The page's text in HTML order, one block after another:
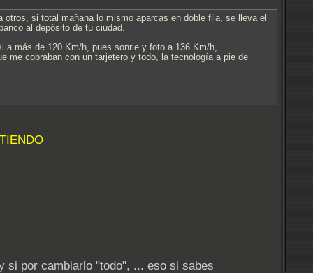
si total mañana lo mismo aparcas en doble fila, se lleva el
al depósito de tu ciudad.
a más de 120 Km/h, pues sonrie y foto a 136 Km/h,
me cobraban con un tarjetero y todo, la tecnología a pie de
por cambiarlo "todo", ... eso si sabes